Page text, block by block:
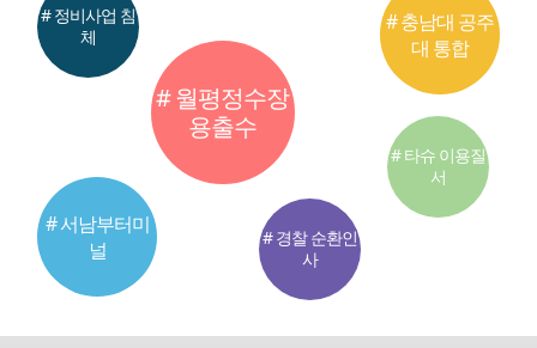
# 월평정수장
용출수
# 서남부터미
널
# 충남대 공주
대 통합
# 정비사업 침
체
# 경찰 순환인
사
# 타슈 이용질
서